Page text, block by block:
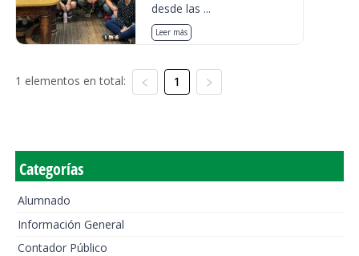
desde las ...
Leer más
1 elementos en total: 1
Categorías
Alumnado
Información General
Contador Público